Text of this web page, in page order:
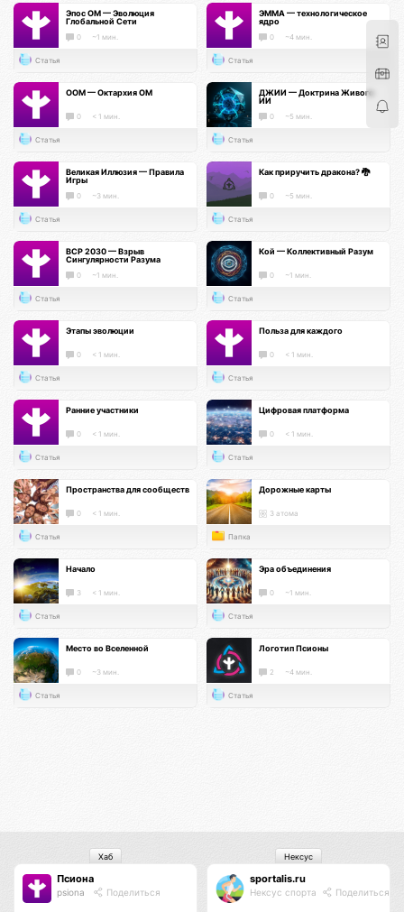
Эпос ОМ — Эволюция
Глобальной Сети
0 ~1 мин.
Статья
ЭММА — технологическое
ядро
0 ~4 мин.
Статья
ООМ — Октархия ОМ
0 < 1 мин.
Статья
ДЖИИ — Доктрина Живого
ИИ
0 ~5 мин.
Статья
Великая Иллюзия — Правила
Игры
0 ~3 мин.
Статья
Как приручить дракона? 🐉
0 ~5 мин.
Статья
ВСР 2030 — Взрыв
Сингулярности Разума
0 ~1 мин.
Статья
Кой — Коллективный Разум
0 ~1 мин.
Статья
Этапы эволюции
0 < 1 мин.
Статья
Польза для каждого
0 < 1 мин.
Статья
Ранние участники
0 < 1 мин.
Статья
Цифровая платформа
0 < 1 мин.
Статья
Пространства для сообществ
0 < 1 мин.
Статья
Дорожные карты
3 атома
Папка
Начало
3 < 1 мин.
Статья
Эра объединения
0 ~1 мин.
Статья
Место во Вселенной
0 ~3 мин.
Статья
Логотип Псионы
2 ~4 мин.
Статья
Псиона
psiona Поделиться
Хаб
sportalis.ru
Нексус спорта Поделиться
Нексус